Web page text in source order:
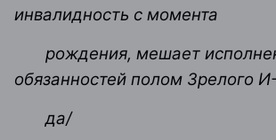
инвалидность с момента
рождения, мешает
обязанностей полом Зрелого
да/